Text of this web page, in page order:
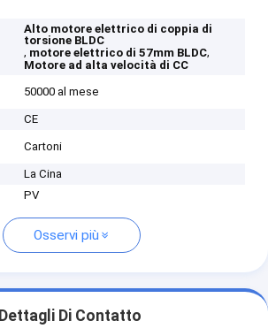
Alto motore elettrico di coppia di
torsione BLDC
, motore elettrico di 57mm BLDC,
Motore ad alta velocità di CC
50000 al mese
CE
Cartoni
La Cina
PV
Osservi più
Dettagli Di Contatto